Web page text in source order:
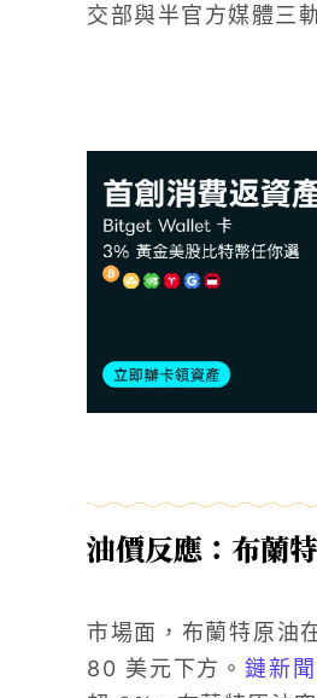
交部與半官方媒體三
油價反應：布蘭
市場面，布蘭特原油
80 美元下方。鏈新